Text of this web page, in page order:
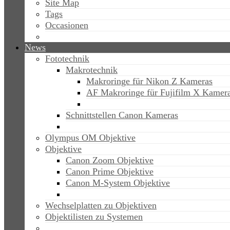
Site Map
Tags
Occasionen
News
Fototechnik
Makrotechnik
Makroringe für Nikon Z Kameras
AF Makroringe für Fujifilm X
Schnittstellen Canon Kameras
Olympus OM Objektive
Objektive
Canon Zoom Objektive
Canon Prime Objektive
Canon M-System Objektive
Wechselplatten zu Objektiven
Objektilisten zu Systemen